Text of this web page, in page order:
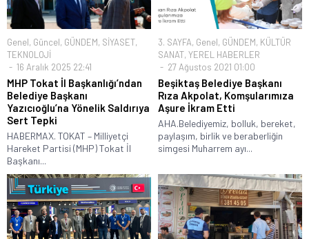
Genel, Güncel, GÜNDEM, SİYASET,
TEKNOLOJİ
16 Aralık 2025 22:41
MHP Tokat İl Başkanlığı’ndan
Belediye Başkanı
Yazıcıoğlu’na Yönelik Saldırıya
Sert Tepki
HABERMAX. TOKAT – Milliyetçi
Hareket Partisi (MHP) Tokat İl
Başkanı...
3. SAYFA, Genel, GÜNDEM, KÜLTÜR
SANAT, YEREL HABERLER
27 Ağustos 2021 01:00
Beşiktaş Belediye Başkanı
Rıza Akpolat, Komşularımıza
Aşure İkram Etti
AHA.Belediyemiz, bolluk, bereket,
paylaşım, birlik ve beraberliğin
simgesi Muharrem ayı...